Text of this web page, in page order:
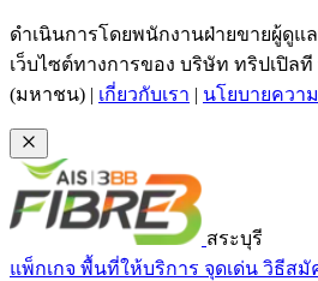
ข้ามไปเนื้อหาหลัก
ดำเนินการโดยพนักงานฝ่ายขายผู้ดูแ
เว็บไซต์ทางการของ บริษัท ทริปเปิล
(มหาชน) | เกี่ยวกับเรา | นโยบายควา
สระบุรี
แพ็กเกจ พื้นที่ให้บริการ จุดเด่น วิธีสมั